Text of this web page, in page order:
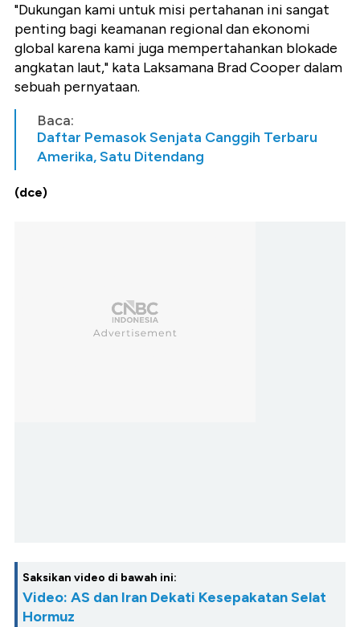
"Dukungan kami untuk misi pertahanan ini sangat
penting bagi keamanan regional dan ekonomi
global karena kami juga mempertahankan blokade
angkatan laut," kata Laksamana Brad Cooper dalam
sebuah pernyataan.
Baca:
Daftar Pemasok Senjata Canggih Terbaru
Amerika, Satu Ditendang
(dce)
Saksikan video di bawah ini:
Video: AS dan Iran Dekati Kesepakatan Selat
Hormuz